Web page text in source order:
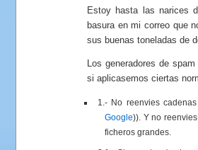
Estoy hasta las narices
basura en mi correo que
sus buenas toneladas de
Los generadores de
si aplicasemos ciertas
1.- No reenvies
Google)). Y no
ficheros grandes.